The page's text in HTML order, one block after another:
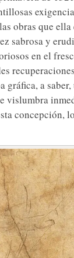
obras que ella
sabrosa y
en el
gráfica, a
vislumbra
concepción,